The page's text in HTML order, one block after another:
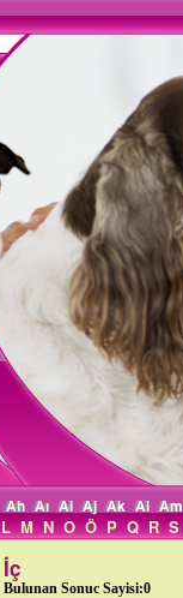
Ah Aı Ai Aj Ak Al Am
L M N O Ö P Q R S
İç
Bulunan Sonuc Sayisi:0